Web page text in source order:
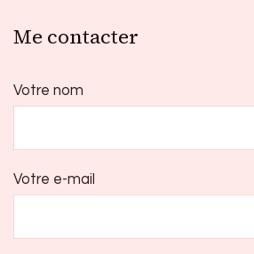
Me contacter
Votre nom
Votre e-mail